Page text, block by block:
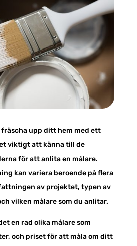
upp ditt hem med ett
viktigt att känna till de
för att anlita en målare.
kan variera beroende på flera
av projektet, typen av
vilken målare som du anlitar.
en rad olika målare som
och priset för att måla om ditt